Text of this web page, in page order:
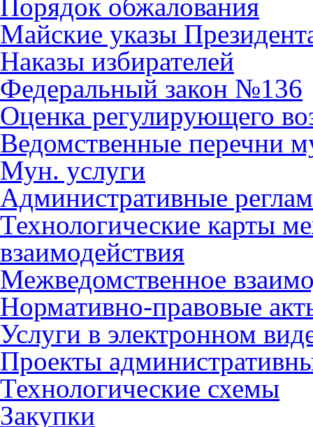
Порядок обжалования
Майские указы
Наказы избирателей
Федеральный закон №136
Оценка регулирующего
Ведомственные перечни
Мун. услуги
Административные
Технологические карты
взаимодействия
Межведомственное
Нормативно-правовые
Услуги в электронном
Проекты
Технологические схемы
Закупки